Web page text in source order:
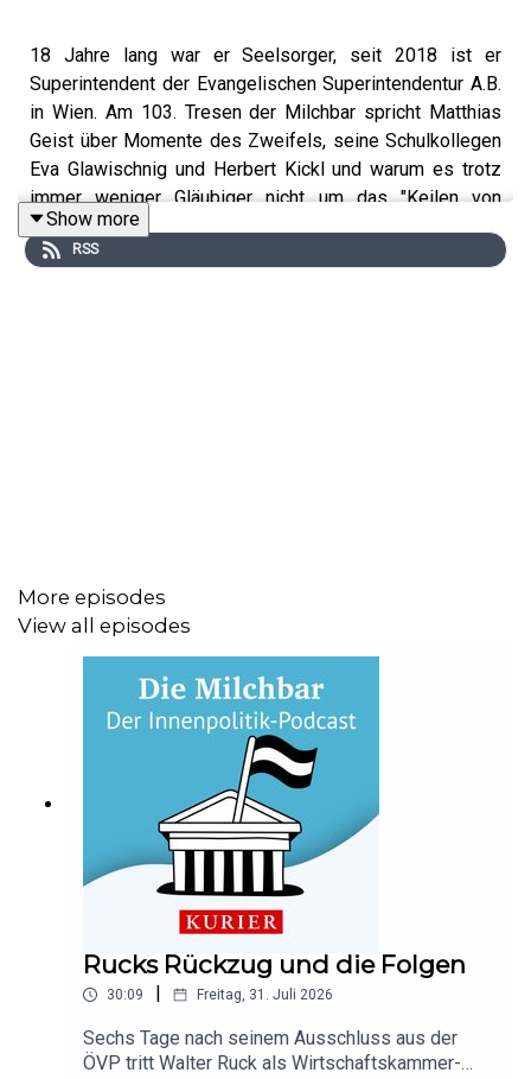
18 Jahre lang war er Seelsorger, seit 2018 ist er
Superintendent der Evangelischen Superintendentur A.B.
in Wien. Am 103. Tresen der Milchbar spricht Matthias
Geist über Momente des Zweifels, seine Schulkollegen
Eva Glawischnig und Herbert Kickl und warum es trotz
immer weniger Gläubiger nicht um das "Keilen von
Menschen" geht. Die Milchbar in der Osterwoche mit
Josef Gebhard und Johanna Hager.
einem
KURIER Digital Abo
unterstützen.
Show more
RSS
More episodes
View all episodes
Rucks Rückzug und die Folgen
30:09 Freitag, 31. Juli 2026
Sechs Tage nach seinem Ausschluss aus der
ÖVP tritt Walter Ruck als Wirtschaftskammer-